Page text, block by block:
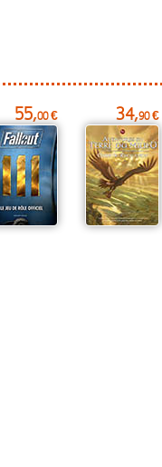
55,00 € 34,90 €